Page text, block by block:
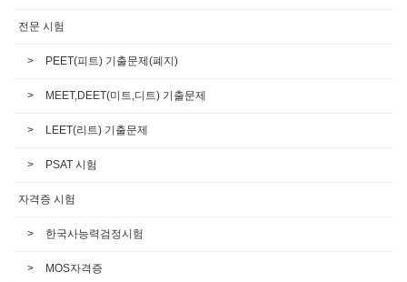
전문 시험
PEET(피트) 기출문제(폐지)
MEET,DEET(미트,디트) 기출문제
LEET(리트) 기출문제
PSAT 시험
자격증 시험
한국사능력검정시험
MOS자격증